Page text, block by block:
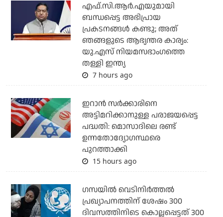
എഫ്.സി.ആര്‍.എയുമായി
ബന്ധപ്പെട്ട അഭിപ്രായ
പ്രകടനങ്ങള്‍ കണ്ടു; അത്
ഞങ്ങളുടെ ആഭ്യന്തര കാര്യം:
യു.എസ് നിയമസഭാംഗത്തെ
തള്ളി ഇന്ത്യ
7 hours ago
ഇറാന്‍ സര്‍ക്കാരിനെ
അട്ടിമറിക്കാനുള്ള പരാജയപ്പെട്ട
പദ്ധതി: മൊസാദിലെ രണ്ട്
ഉന്നതോദ്യോഗസ്ഥരെ
പുറത്താക്കി
15 hours ago
ഗസയില്‍ വെടിനിര്‍ത്തല്‍
പ്രഖ്യാപനത്തിന് ശേഷം 300
ദിവസത്തിനിടെ കൊല്ലപ്പെട്ടത് 300